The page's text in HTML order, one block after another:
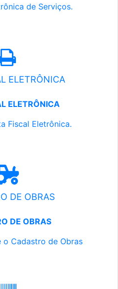
de Serviços.
ELETRÔNICA
ELETRÔNICA
Fiscal Eletrônica.
DE OBRAS
DE OBRAS
o Cadastro de Obras